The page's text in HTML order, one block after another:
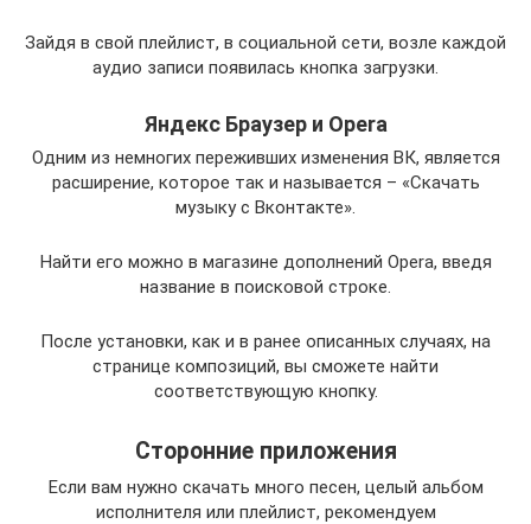
Зайдя в свой плейлист, в социальной сети, возле каждой
аудио записи появилась кнопка загрузки.
Яндекс Браузер и Opera
Одним из немногих переживших изменения ВК, является
расширение, которое так и называется – «Скачать
музыку с Вконтакте».
Найти его можно в магазине дополнений Opera, введя
название в поисковой строке.
После установки, как и в ранее описанных случаях, на
странице композиций, вы сможете найти
соответствующую кнопку.
Сторонние приложения
Если вам нужно скачать много песен, целый альбом
исполнителя или плейлист, рекомендуем